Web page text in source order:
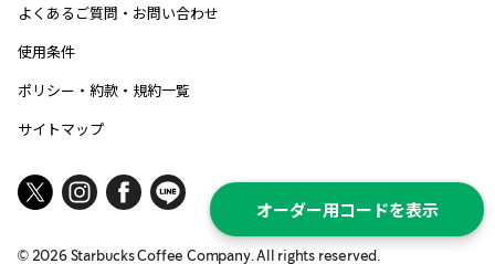
オーダー用コードを表示
よくあるご質問・お問い合わせ
使用条件
ポリシー・約款・規約一覧
サイトマップ
© 2026Starbucks Coffee Company. All rights reserved.